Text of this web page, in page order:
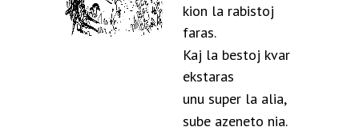
kion la rabistoj
faras.
Kaj la bestoj kvar
ekstaras
unu super la alia,
sube azeneto nia.